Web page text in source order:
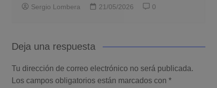
Sergio Lombera 21/05/2026 0
Deja una respuesta
Tu dirección de correo electrónico no será publicada.
Los campos obligatorios están marcados con *